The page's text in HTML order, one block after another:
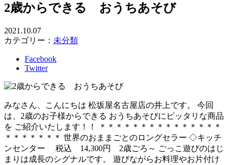
2歳からできる おうちあそび
2021.10.07
カテゴリー： 未分類
Facebook
Twitter
みなさん、こんにちは 松坂屋名古屋店の井上です。 今回
は、2歳のお子様からできる おうちあそびにピッタリな商品
を ご紹介いたします！！ ＊＊＊＊＊＊＊＊＊＊＊＊＊＊＊
＊＊＊＊＊＊＊ 世界のおままごとのロングセラー ◇キッチ
ンセンター 税込 14,300円 2歳ごろ～ ごっこ遊びのはじ
まりは成長のシグナルです。 遊びながらお料理やお片付け